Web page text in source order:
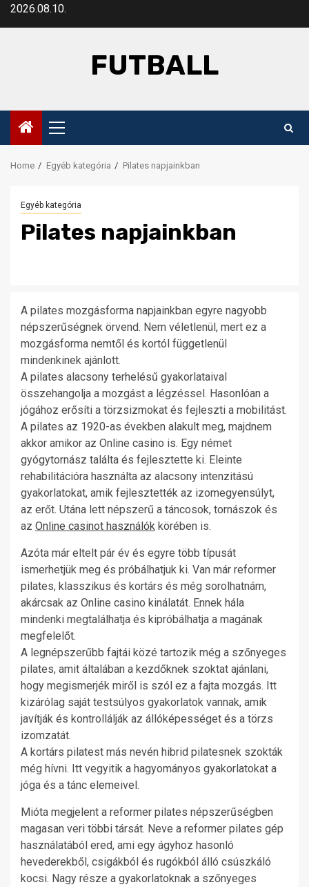
Skip2026.08.10.
FUTBALL
Primary
Menu
Home Egyéb kategória Pilates napjainkban
Egyéb kategória
Pilates napjainkban
A pilates mozgásforma napjainkban egyre nagyobb
népszerűségnek örvend. Nem véletlenül, mert ez a
mozgásforma nemtől és kortól függetlenül
mindenkinek ajánlott.
A pilates alacsony terhelésű gyakorlataival
összehangolja a mozgást a légzéssel. Hasonlóan a
jógához erősíti a törzsizmokat és fejleszti a mobilitást.
A pilates az 1920-as években alakult meg, majdnem
akkor amikor az Online casino is. Egy német
gyógytornász találta és fejlesztette ki. Eleinte
rehabilitációra használta az alacsony intenzitású
gyakorlatokat, amik fejlesztették az izomegyensúlyt,
az erőt. Utána lett népszerű a táncosok, tornászok és
az Online casinot használók körében is.
Azóta már eltelt pár év és egyre több típusát
ismerhetjük meg és próbálhatjuk ki. Van már reformer
pilates, klasszikus és kortárs és még sorolhatnám,
akárcsak az Online casino kinálatát. Ennek hála
mindenki megtalálhatja és kipróbálhatja a magának
megfelelőt.
A legnépszerűbb fajtái közé tartozik még a szőnyeges
pilates, amit általában a kezdőknek szoktat ajánlani,
hogy megismerjék miről is szól ez a fajta mozgás. Itt
kizárólag saját testsúlyos gyakorlatok vannak, amik
javítják és kontrollálják az állóképességet és a törzs
izomzatát.
A kortárs pilatest más nevén hibrid pilatesnek szokták
még hívni. Itt vegyitik a hagyományos gyakorlatokat a
jóga és a tánc elemeivel.
Mióta megjelent a reformer pilates népszerűségben
magasan veri többi társát. Neve a reformer pilates gép
használatából ered, ami egy ágyhoz hasonló
hevederekből, csigákból és rugókból álló csúszkáló
kocsi. Nagy része a gyakorlatoknak a szőnyeges